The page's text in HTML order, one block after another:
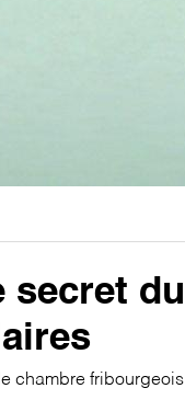
secret du
chambre fribourgeois